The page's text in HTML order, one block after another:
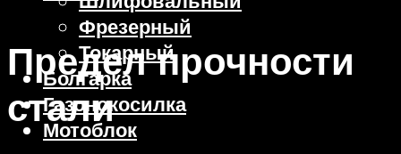
Фрезерный
Токарный
Болгарка
Газонокосилка
Мотоблок
Предел прочности
стали